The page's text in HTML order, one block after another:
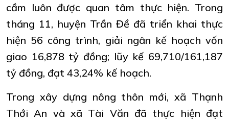
cầm luôn được quan tâm thực hiện. Trong
tháng 11, huyện Trần Đề đã triển khai thực
hiện 56 công trình, giải ngân kế hoạch vốn
giao 16,878 tỷ đồng; lũy kế 69,710/161,187
tỷ đồng, đạt 43,24% kế hoạch.
Trong xây dựng nông thôn mới, xã Thạnh
Thới An và xã Tài Văn đã thực hiện đạt